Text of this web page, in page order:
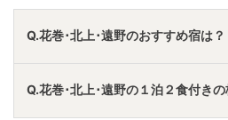
Q.花巻･北上･遠野のおすすめ宿は？
A.「大江戸温泉物語Premium 岩手
優香苑
」・ 花巻温泉 ホテル花巻
おすすめの宿泊先です。
Q.花巻･北上･遠野の１泊２食付き